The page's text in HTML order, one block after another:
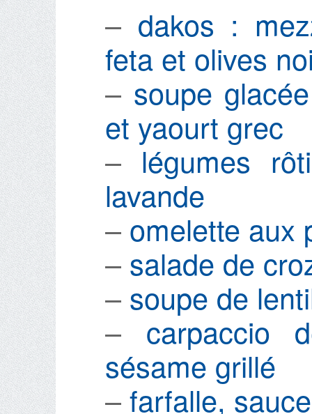
– dakos :
feta et olives
– soupe
et yaourt grec
– légumes
lavande
– omelette aux
– salade de
– soupe de
– carpaccio
sésame grillé
–farfalle,